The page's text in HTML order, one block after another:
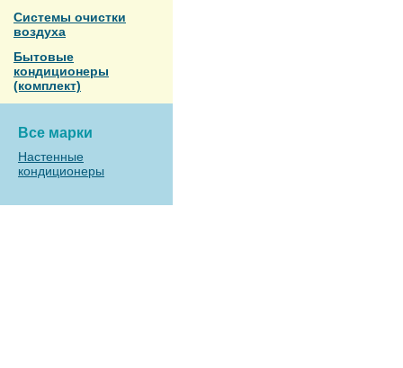
Системы очистки
воздуха
Бытовые
кондиционеры
(комплект)
Все марки
Настенные
кондиционеры